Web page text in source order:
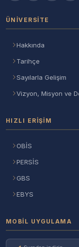
ÜNIVERSITE
Hakkında
Tarihçe
Sayılarla Gelişim
Vizyon, Misyon ve
HIZLI ERIŞIM
OBİS
PERSİS
GBS
EBYS
MOBIL UYGULAMA